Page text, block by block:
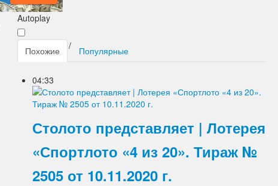
Autoplay
Похожие / Популярные
04:33
Столото представляет | Лотерея
«Спортлото «4 из 20». Тираж №
2505 от 10.11.2020 г.